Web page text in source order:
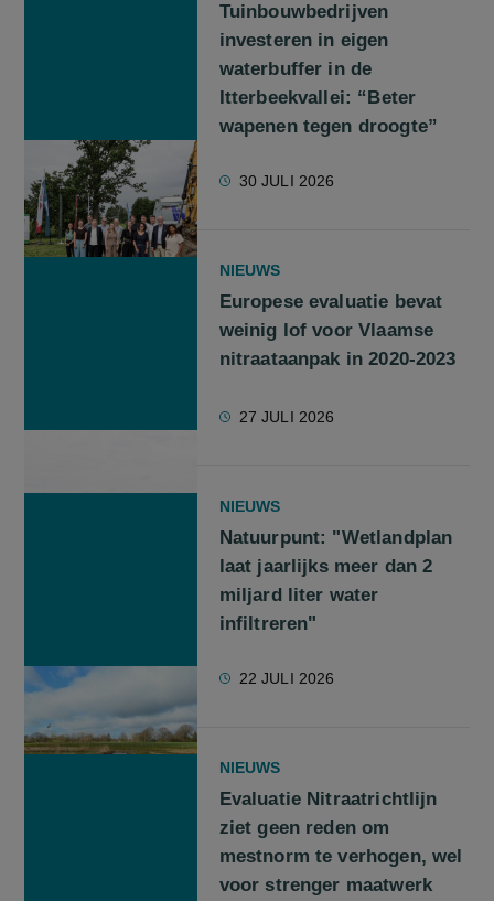
Tuinbouwbedrijven
investeren in eigen
waterbuffer in de
Itterbeekvallei: “Beter
wapenen tegen droogte”
30 JULI 2026
NIEUWS
Europese evaluatie bevat
weinig lof voor Vlaamse
nitraataanpak in 2020-2023
27 JULI 2026
NIEUWS
Natuurpunt: "Wetlandplan
laat jaarlijks meer dan 2
miljard liter water
infiltreren"
22 JULI 2026
NIEUWS
Evaluatie Nitraatrichtlijn
ziet geen reden om
mestnorm te verhogen, wel
voor strenger maatwerk